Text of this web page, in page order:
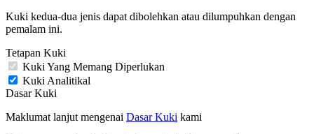
Kuki kedua-dua jenis dapat dibolehkan atau dilumpuhkan dengan
pemalam ini.
Tetapan Kuki
Kuki Yang Memang Diperlukan
Kuki Analitikal
Dasar Kuki
Maklumat lanjut mengenai Dasar Kuki kami